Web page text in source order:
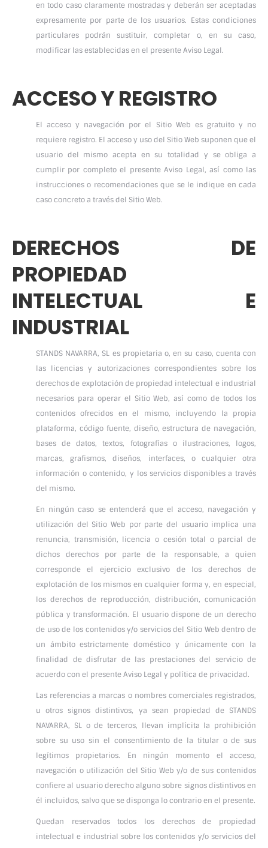
en todo caso claramente mostradas y deberán ser aceptadas
expresamente por parte de los usuarios. Estas condiciones
particulares podrán sustituir, completar o, en su caso,
modificar las establecidas en el presente Aviso Legal.
ACCESO Y REGISTRO
El acceso y navegación por el Sitio Web es gratuito y no
requiere registro. El acceso y uso del Sitio Web suponen que el
usuario del mismo acepta en su totalidad y se obliga a
cumplir por completo el presente Aviso Legal, así como las
instrucciones o recomendaciones que se le indique en cada
caso concreto a través del Sitio Web.
DERECHOS DE
PROPIEDAD
INTELECTUAL E
INDUSTRIAL
STANDS NAVARRA, SL es propietaria o, en su caso, cuenta con
las licencias y autorizaciones correspondientes sobre los
derechos de explotación de propiedad intelectual e industrial
necesarios para operar el Sitio Web, así como de todos los
contenidos ofrecidos en el mismo, incluyendo la propia
plataforma, código fuente, diseño, estructura de navegación,
bases de datos, textos, fotografías o ilustraciones, logos,
marcas, grafismos, diseños, interfaces, o cualquier otra
información o contenido, y los servicios disponibles a través
del mismo.
En ningún caso se entenderá que el acceso, navegación y
utilización del Sitio Web por parte del usuario implica una
renuncia, transmisión, licencia o cesión total o parcial de
dichos derechos por parte de la responsable, a quien
corresponde el ejercicio exclusivo de los derechos de
explotación de los mismos en cualquier forma y, en especial,
los derechos de reproducción, distribución, comunicación
pública y transformación. El usuario dispone de un derecho
de uso de los contenidos y/o servicios del Sitio Web dentro de
un ámbito estrictamente doméstico y únicamente con la
finalidad de disfrutar de las prestaciones del servicio de
acuerdo con el presente Aviso Legal y política de privacidad.
Las referencias a marcas o nombres comerciales registrados,
u otros signos distintivos, ya sean propiedad de STANDS
NAVARRA, SL o de terceros, llevan implícita la prohibición
sobre su uso sin el consentimiento de la titular o de sus
legítimos propietarios. En ningún momento el acceso,
navegación o utilización del Sitio Web y/o de sus contenidos
confiere al usuario derecho alguno sobre signos distintivos en
él incluidos, salvo que se disponga lo contrario en el presente.
Quedan reservados todos los derechos de propiedad
intelectual e industrial sobre los contenidos y/o servicios del